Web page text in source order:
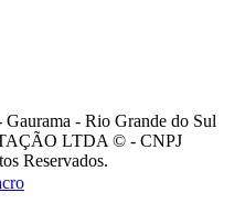
- Rio Grande do Sul
LTDA © - CNPJ
Reservados.